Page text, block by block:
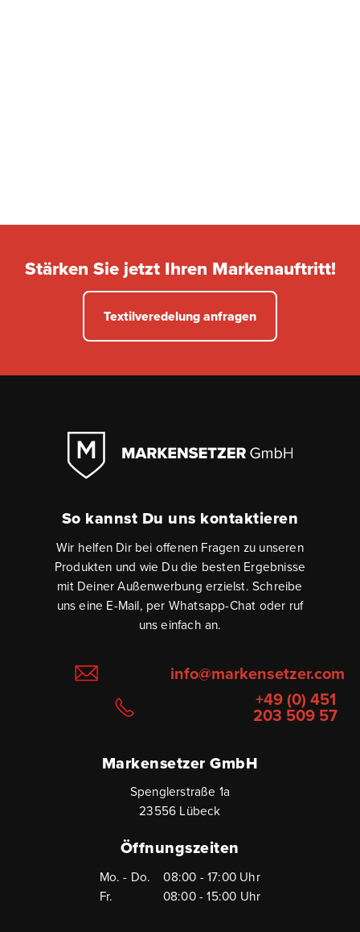
Stärken Sie jetzt Ihren Markenauftritt!
Textilveredelung anfragen
So kannst Du uns kontaktieren
Wir helfen Dir bei offenen Fragen zu unseren
Produkten und wie Du die besten Ergebnisse
mit Deiner Außenwerbung erzielst. Schreibe
uns eine E-Mail, per Whatsapp-Chat oder ruf
uns einfach an.
info@markensetzer.com
+49 (0) 451
203 509 57
Markensetzer GmbH
Spenglerstraße 1a
23556 Lübeck
Öffnungszeiten
Mo. - Do.
Fr.
08:00 - 17:00 Uhr
08:00 - 15:00 Uhr